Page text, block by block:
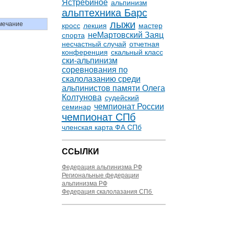
Ястребиное альпинизм
альптехника Барс
кросс лекция лыжи мастер
спорта неМартовский Заяц
несчастный случай отчетная
конференция скальный класс
ски-альпинизм
соревнования по
скалолазанию среди
альпинистов памяти Олега
Колтунова судейский
семинар чемпионат России
чемпионат СПб
членская карта ФА СПб
ССЫЛКИ
Федерация альпинизма РФ
Региональные федерации
альпинизма РФ
Федерация скалолазания СПб